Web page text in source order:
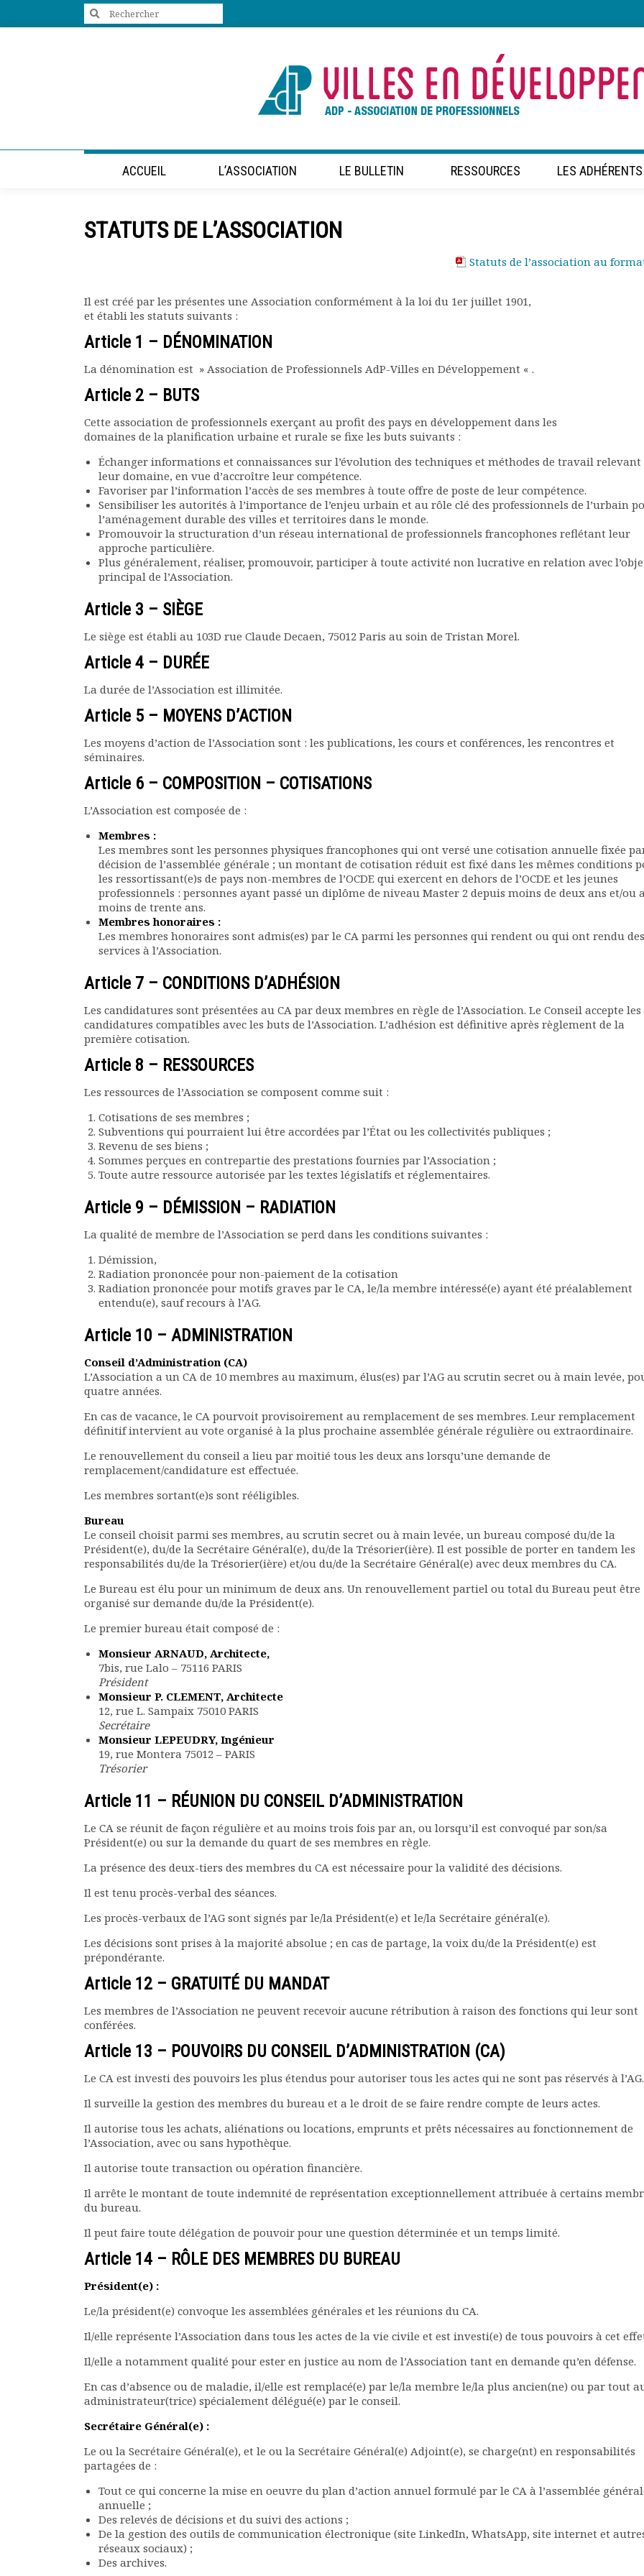
Assemblées générales
Comptes rendus mensuels
Rapports moraux
Rapports financiers
Nous rejoindre
Présentation du bulletin
Comité de rédaction
Bulletins Villes en
Dîners débats
Journées d’études
Concours vidéo
Nos partenaires
Publications et rapports
Offres d’emploi
Search
ACCUEIL L’ASSOCIATION LE BULLETIN RESSOURCES LES ADHÉRENTS
STATUTS DE L’ASSOCIATION
Statuts de l’association au
Il est créé par les présentes une Association conformément à la loi du 1er juillet 1901,
et établi les statuts suivants :
Article 1 – DÉNOMINATION
La dénomination est » Association de Professionnels AdP-Villes en Développement « .
Article 2 – BUTS
Cette association de professionnels exerçant au profit des pays en développement dans les
domaines de la planification urbaine et rurale se fixe les buts suivants :
Échanger informations et connaissances sur l’évolution des techniques et méthodes de travail relevant
leur domaine, en vue d’accroître leur compétence.
Favoriser par l’information l’accès de ses membres à toute offre de poste de leur compétence.
Sensibiliser les autorités à l’importance de l’enjeu urbain et au rôle clé des professionnels de l’urbain
l’aménagement durable des villes et territoires dans le monde.
Promouvoir la structuration d’un réseau international de professionnels francophones reflétant leur
approche particulière.
Plus généralement, réaliser, promouvoir, participer à toute activité non lucrative en relation avec
principal de l’Association.
Article 3 – SIÈGE
Le siège est établi au 103D rue Claude Decaen, 75012 Paris au soin de Tristan Morel.
Article 4 – DURÉE
La durée de l’Association est illimitée.
Article 5 – MOYENS D’ACTION
Les moyens d’action de l’Association sont : les publications, les cours et conférences, les rencontres et
séminaires.
Article 6 – COMPOSITION – COTISATIONS
L’Association est composée de :
Membres :
Les membres sont les personnes physiques francophones qui ont versé une cotisation annuelle fixée
décision de l’assemblée générale ; un montant de cotisation réduit est fixé dans les mêmes conditions
les ressortissant(e)s de pays non-membres de l’OCDE qui exercent en dehors de l’OCDE et les jeunes
professionnels : personnes ayant passé un diplôme de niveau Master 2 depuis moins de deux ans et/ou
moins de trente ans.
Membres honoraires :
Les membres honoraires sont admis(es) par le CA parmi les personnes qui rendent ou qui ont rendu des
services à l’Association.
Article 7 – CONDITIONS D’ADHÉSION
Les candidatures sont présentées au CA par deux membres en règle de l’Association. Le Conseil accepte les
candidatures compatibles avec les buts de l’Association. L’adhésion est définitive après règlement de la
première cotisation.
Article 8 – RESSOURCES
Les ressources de l’Association se composent comme suit :
Cotisations de ses membres ;
Subventions qui pourraient lui être accordées par l’État ou les collectivités publiques ;
Revenu de ses biens ;
Sommes perçues en contrepartie des prestations fournies par l’Association ;
Toute autre ressource autorisée par les textes législatifs et réglementaires.
Article 9 – DÉMISSION – RADIATION
La qualité de membre de l’Association se perd dans les conditions suivantes :
Démission,
Radiation prononcée pour non-paiement de la cotisation
Radiation prononcée pour motifs graves par le CA, le/la membre intéressé(e) ayant été préalablement
entendu(e), sauf recours à l’AG.
Article 10 – ADMINISTRATION
Conseil d’Administration (CA)
L’Association a un CA de 10 membres au maximum, élus(es) par l’AG au scrutin secret ou à main levée,
quatre années.
En cas de vacance, le CA pourvoit provisoirement au remplacement de ses membres. Leur remplacement
définitif intervient au vote organisé à la plus prochaine assemblée générale régulière ou extraordinaire.
Le renouvellement du conseil a lieu par moitié tous les deux ans lorsqu’une demande de
remplacement/candidature est effectuée.
Les membres sortant(e)s sont rééligibles.
Bureau
Le conseil choisit parmi ses membres, au scrutin secret ou à main levée, un bureau composé du/de la
Président(e), du/de la Secrétaire Général(e), du/de la Trésorier(ière). Il est possible de porter en tandem les
responsabilités du/de la Trésorier(ière) et/ou du/de la Secrétaire Général(e) avec deux membres du CA.
Le Bureau est élu pour un minimum de deux ans. Un renouvellement partiel ou total du Bureau peut être
organisé sur demande du/de la Président(e).
Le premier bureau était composé de :
Monsieur ARNAUD, Architecte,
7bis, rue Lalo – 75116 PARIS
Président
Monsieur P. CLEMENT, Architecte
12, rue L. Sampaix 75010 PARIS
Secrétaire
Monsieur LEPEUDRY, Ingénieur
19, rue Montera 75012 – PARIS
Trésorier
Article 11 – RÉUNION DU CONSEIL D’ADMINISTRATION
Le CA se réunit de façon régulière et au moins trois fois par an, ou lorsqu’il est convoqué par son/sa
Président(e) ou sur la demande du quart de ses membres en règle.
La présence des deux-tiers des membres du CA est nécessaire pour la validité des décisions.
Il est tenu procès-verbal des séances.
Les procès-verbaux de l’AG sont signés par le/la Président(e) et le/la Secrétaire général(e).
Les décisions sont prises à la majorité absolue ; en cas de partage, la voix du/de la Président(e) est
prépondérante.
Article 12 – GRATUITÉ DU MANDAT
Les membres de l’Association ne peuvent recevoir aucune rétribution à raison des fonctions qui leur sont
conférées.
Article 13 – POUVOIRS DU CONSEIL D’ADMINISTRATION (CA)
Le CA est investi des pouvoirs les plus étendus pour autoriser tous les actes qui ne sont pas réservés à l’AG.
Il surveille la gestion des membres du bureau et a le droit de se faire rendre compte de leurs actes.
Il autorise tous les achats, aliénations ou locations, emprunts et prêts nécessaires au fonctionnement de
l’Association, avec ou sans hypothèque.
Il autorise toute transaction ou opération financière.
Il arrête le montant de toute indemnité de représentation exceptionnellement attribuée à certains
du bureau.
Il peut faire toute délégation de pouvoir pour une question déterminée et un temps limité.
Article 14 – RÔLE DES MEMBRES DU BUREAU
Président(e) :
Le/la président(e) convoque les assemblées générales et les réunions du CA.
Il/elle représente l’Association dans tous les actes de la vie civile et est investi(e) de tous pouvoirs à cet
Il/elle a notamment qualité pour ester en justice au nom de l’Association tant en demande qu’en défense.
En cas d’absence ou de maladie, il/elle est remplacé(e) par le/la membre le/la plus ancien(ne) ou par tout
administrateur(trice) spécialement délégué(e) par le conseil.
Secrétaire Général(e) :
Le ou la Secrétaire Général(e), et le ou la Secrétaire Général(e) Adjoint(e), se charge(nt) en responsabilités
partagées de :
Tout ce qui concerne la mise en oeuvre du plan d’action annuel formulé par le CA à l’assemblée
annuelle ;
Des relevés de décisions et du suivi des actions ;
De la gestion des outils de communication électronique (site LinkedIn, WhatsApp, site internet et
réseaux sociaux) ;
Des archives.